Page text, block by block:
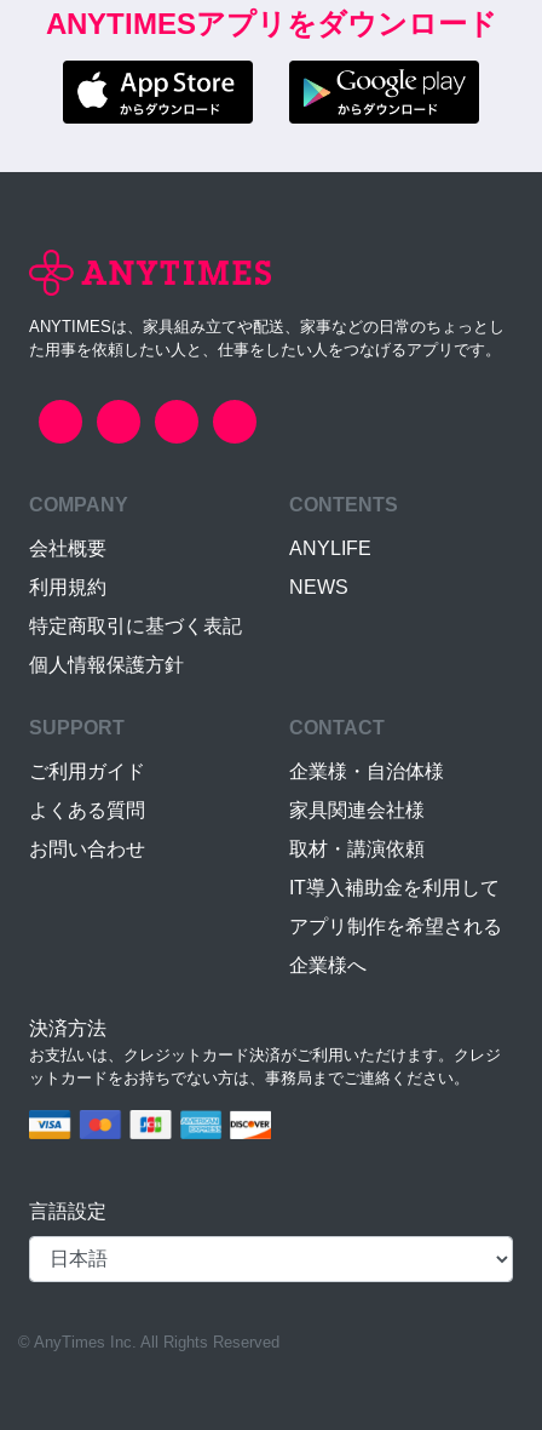
ANYTIMESアプリをダウンロード
ANYTIMESは、家具組み立てや配送、家事などの日常のちょっとし
た用事を依頼したい人と、仕事をしたい人をつなげるアプリです。
COMPANY
会社概要
利用規約
特定商取引に基づく表記
個人情報保護方針
CONTENTS
ANYLIFE
NEWS
SUPPORT
ご利用ガイド
よくある質問
お問い合わせ
CONTACT
企業様・自治体様
家具関連会社様
取材・講演依頼
IT導入補助金を利用して
アプリ制作を希望される
企業様へ
決済方法
お支払いは、クレジットカード決済がご利用いただけます。クレジ
ットカードをお持ちでない方は、事務局までご連絡ください。
言語設定
© AnyTimes Inc. All Rights Reserved